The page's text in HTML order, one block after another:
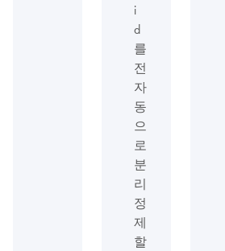
i
d
를
전
자
동
으
로
분
리
정
제
할